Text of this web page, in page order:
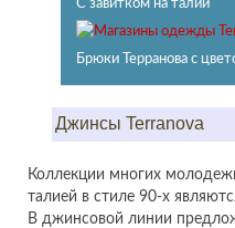
С завитком на талии
Брюки Терранова с
Джинсы Terranova
Коллекции многих
талией в стиле 90-х
В джинсовой линии